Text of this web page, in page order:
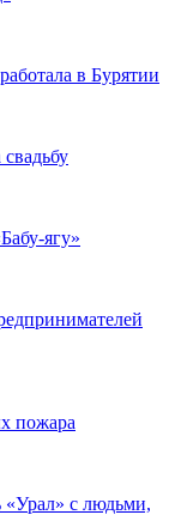
в Бурятии
ягу»
пожара
«Урал» с людьми,